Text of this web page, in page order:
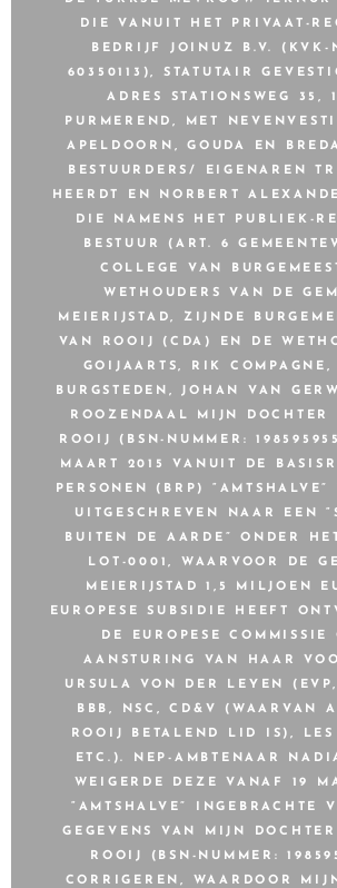
DIE VANUIT HET PRIVAAT-
BEDRIJF JOINUZ B.V. (KVK-
60350113), STATUTAIR
ADRES STATIONSWEG 35,
PURMEREND, MET
APELDOORN, GOUDA EN
BESTUURDERS/ EIGENAREN
HEERDT EN NORBERT
DIE NAMENS HET PUBLIEK-
BESTUUR (ART. 6
COLLEGE VAN
WETHOUDERS VAN DE
MEIERIJSTAD, ZIJNDE
VAN ROOIJ (CDA) EN DE
GOIJAARTS, RIK COMPAGNE,
BURGSTEDEN, JOHAN VAN
ROOZENDAAL MIJN DOCHTER
ROOIJ (BSN-NUMMER:
MAART 2015 VANUIT DE
PERSONEN (BRP) “AMTSHALVE”
UITGESCHREVEN NAAR EEN
BUITEN DE AARDE” ONDER
LOT-0001, WAARVOOR DE
MEIERIJSTAD 1,5 MILJOEN
EUROPESE SUBSIDIE HEEFT
DE EUROPESE COMMISSIE
AANSTURING VAN HAAR
URSULA VON DER LEYEN
BBB, NSC, CD&V (WAARVAN
ROOIJ BETALEND LID IS), LES
ETC.). NEP-AMBTENAAR
WEIGERDE DEZE VANAF 19
“AMTSHALVE” INGEBRACHTE
GEGEVENS VAN MIJN
ROOIJ (BSN-NUMMER:
CORRIGEREN, WAARDOOR